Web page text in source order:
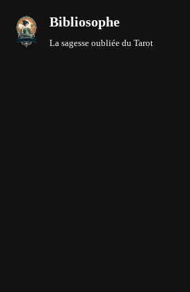
Aller
Bibliosophe
La sagesse oubliée du Tarot